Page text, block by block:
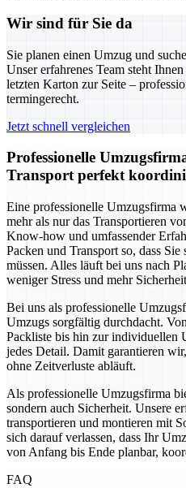
Wir sind für Sie da
Sie planen einen Umzug und
Unser erfahrenes Team steht
letzten Karton zur Seite –
termingerecht.
Jetzt schnell vergleichen
Professionelle
Transport perfekt
Eine professionelle Umzugsfirma
mehr als nur das Transportieren
Know-how und umfassender
Packen und Transport so, dass
müssen. Alles läuft bei uns nach
weniger Stress und mehr
Bei uns als professionelle
Umzugs sorgfältig durchdacht.
Packliste bis hin zur individuellen
jedes Detail. Damit garantieren
ohne Zeitverluste abläuft.
Als professionelle Umzugsfirma
sondern auch Sicherheit. Unsere
transportieren und montieren mit
sich darauf verlassen, dass Ihr
von Anfang bis Ende planbar,
FAQ